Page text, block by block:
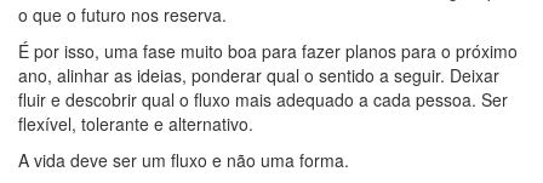
o que o futuro nos reserva.
É por isso, uma fase muito boa para fazer planos para o próximo
ano, alinhar as ideias, ponderar qual o sentido a seguir. Deixar
fluir e descobrir qual o fluxo mais adequado a cada pessoa. Ser
flexível, tolerante e alternativo.
A vida deve ser um fluxo e não uma forma.